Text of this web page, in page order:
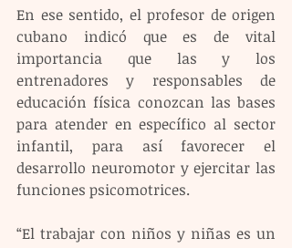
En ese sentido, el profesor de origen
cubano indicó que es de vital
importancia que las y los
entrenadores y responsables de
educación física conozcan las bases
para atender en específico al sector
infantil, para así favorecer el
desarrollo neuromotor y ejercitar las
funciones psicomotrices.
“El trabajar con niños y niñas es un